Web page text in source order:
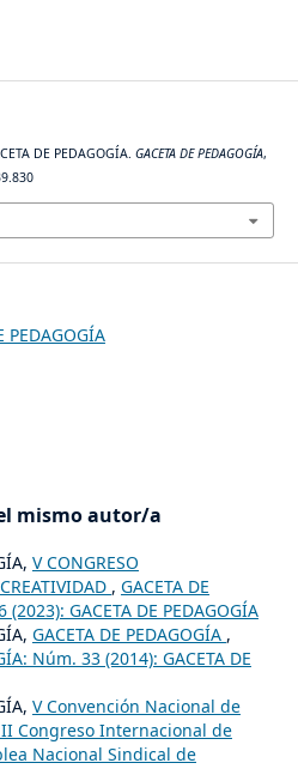
DE PEDAGOGÍA. GACETA DE PEDAGOGÍA,
PEDAGOGÍA
mismo autor/a
V CONGRESO
, GACETA DE
GACETA DE PEDAGOGÍA
GACETA DE PEDAGOGÍA ,
Núm. 33 (2014): GACETA DE
V Convención Nacional de
Congreso Internacional de
Nacional Sindical de